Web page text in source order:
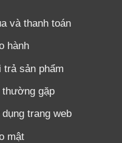
và thanh toán
hành
trả sản phẩm
gặp
trang web
mật